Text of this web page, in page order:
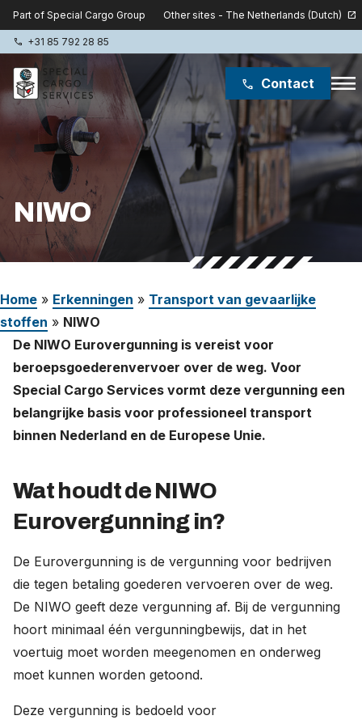
Part of Special Cargo Group Other sites - The Netherlands (Dutch) open_in_new
phone +31 85 792 28 85
phone Contact menu
NIWO
Home » Erkenningen » Transport van gevaarlijke
stoffen » NIWO
De NIWO Eurovergunning is vereist voor
beroepsgoederenvervoer over de weg. Voor
Special Cargo Services vormt deze vergunning een
belangrijke basis voor professioneel transport
binnen Nederland en de Europese Unie.
Wat houdt de NIWO
Eurovergunning in?
De Eurovergunning is de vergunning voor bedrijven
die tegen betaling goederen vervoeren over de weg.
De NIWO geeft deze vergunning af. Bij de vergunning
hoort minimaal één vergunningbewijs, dat in het
voertuig moet worden meegenomen en onderweg
moet kunnen worden getoond.
Deze vergunning is bedoeld voor
Special Cargo Group
Special Cargo College
Isologic
Diensten
Nieuws
Over ons
Werken bij
Nederland (Nederlands)
United States (English)
Deutschland (Deutsch)